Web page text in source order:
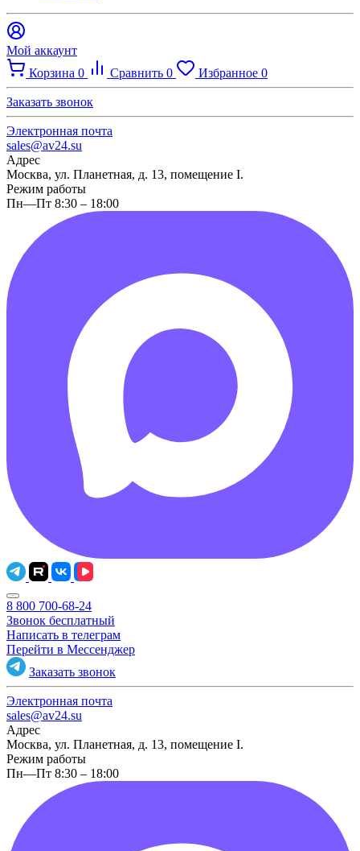
Мой аккаунт
Корзина 0 Сравнить 0 Избранное 0
Заказать звонок
Электронная почта
sales@av24.su
Адрес
Москва, ул. Планетная, д. 13, помещение I.
Режим работы
Пн—Пт 8:30 – 18:00
8 800 700-68-24
Звонок бесплатный
Написать в телеграм
Перейти в Мессенджер
Заказать звонок
Электронная почта
sales@av24.su
Адрес
Москва, ул. Планетная, д. 13, помещение I.
Режим работы
Пн—Пт 8:30 – 18:00